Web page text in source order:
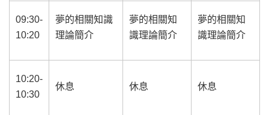
09:30-
10:20
夢的相關知識
理論簡介
夢的相關知
識理論簡介
夢的相關知
識理論簡介
10:20-
10:30
休息 休息 休息